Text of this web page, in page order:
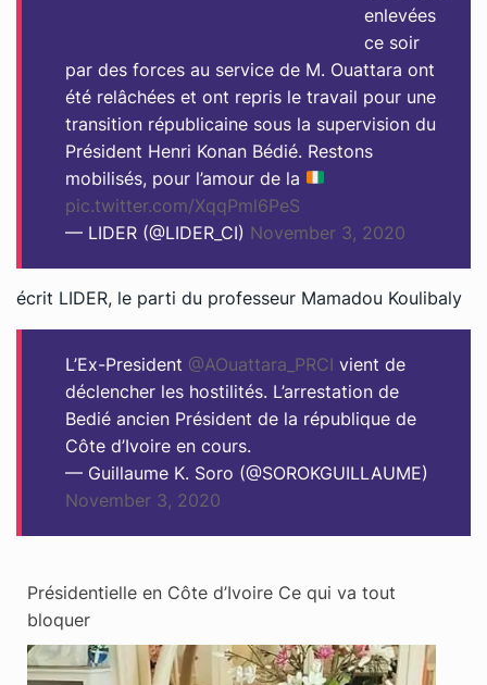
enlevées
ce soir
par des forces au service de M. Ouattara ont
été relâchées et ont repris le travail pour une
transition républicaine sous la supervision du
Président Henri Konan Bédié. Restons
mobilisés, pour l’amour de la
pic.twitter.com/XqqPml6PeS
— LIDER (@LIDER_CI) November 3, 2020
écrit LIDER, le parti du professeur Mamadou Koulibaly
L’Ex-President @AOuattara_PRCI vient de
déclencher les hostilités. L’arrestation de
Bedié ancien Président de la république de
Côte d’Ivoire en cours.
— Guillaume K. Soro (@SOROKGUILLAUME)
November 3, 2020
Présidentielle en Côte d’Ivoire Ce qui va tout
bloquer